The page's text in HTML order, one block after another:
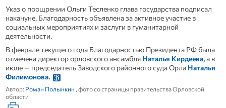
Указ о поощрении Ольги Тесленко глава государства подписал
накануне. Благодарность объявлена за активное участие в
социальных мероприятиях и заслуги в гуманитарной
деятельности.
В феврале текущего года Благодарностью Президента РФ была
отмечена директор орловского ансамбля Наталья Кирдеева,а в
июле — председатель Заводского районного суда Орла Наталья
Филимонова.
Автор: Роман Полынкин , фото со страницы правительства Орловской
области